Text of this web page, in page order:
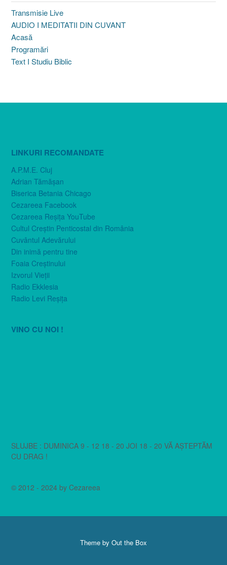
Transmisie Live
AUDIO I MEDITATII DIN CUVANT
Acasă
Programări
Text I Studiu Biblic
LINKURI RECOMANDATE
A.P.M.E. Cluj
Adrian Tămăşan
Biserica Betania Chicago
Cezareea Facebook
Cezareea Reşiţa YouTube
Cultul Creştin Penticostal din România
Cuvântul Adevărului
Din inimă pentru tine
Foaia Creştinului
Izvorul Vieţii
Radio Ekklesia
Radio Levi Reşiţa
VINO CU NOI !
SLUJBE : DUMINICA 9 - 12 18 - 20 JOI 18 - 20 VĂ AȘTEPTĂM
CU DRAG !
© 2012 - 2024 by Cezareea
Theme by Out the Box